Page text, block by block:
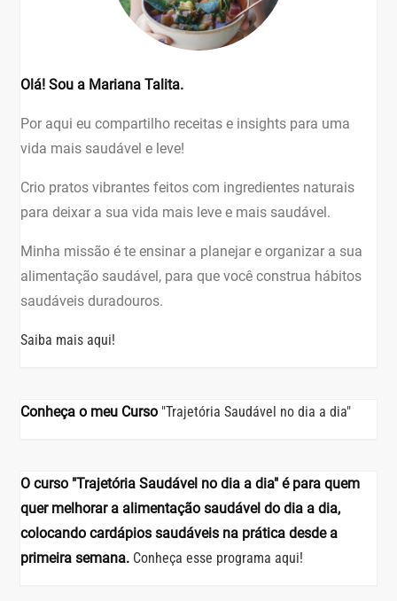
Olá! Sou a Mariana Talita.
Por aqui eu compartilho receitas e insights para uma
vida mais saudável e leve!
Crio pratos vibrantes feitos com ingredientes naturais
para deixar a sua vida mais leve e mais saudável.
Minha missão é te ensinar a planejar e organizar a sua
alimentação saudável, para que você construa hábitos
saudáveis duradouros.
Saiba mais aqui!
Conheça o meu Curso "Trajetória Saudável no dia a dia"
O curso "Trajetória Saudável no dia a dia" é para quem
quer melhorar a alimentação saudável do dia a dia,
colocando cardápios saudáveis na prática desde a
primeira semana. Conheça esse programa aqui!